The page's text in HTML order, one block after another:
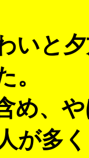
いと
。
め、
が多